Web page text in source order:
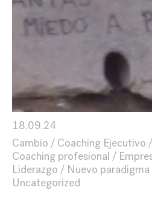
18.09.24
Cambio
Coaching Ejecutivo
Coaching profesional
Liderazgo
Nuevo paradigma
Uncategorized